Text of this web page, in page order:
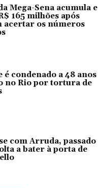
Mega-Sena acumula e
165 milhões após
acertar os números
é condenado a 48 anos
no Rio por tortura de
com Arruda, passado
a bater à porta de